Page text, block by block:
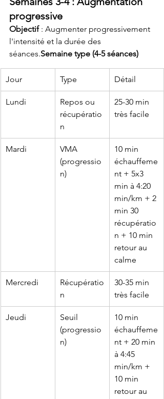
progressive
Objectif : Augmenter progressivement
l'intensité et la durée des
séances.Semaine type (4-5 séances)
Jour Type Détail
Lundi
Repos ou
récupératio
n
25-30 min
très facile
Mardi
VMA
(progressio
n)
10 min
échauffeme
nt + 5x3
min à 4:20
min/km + 2
min 30
récupératio
n + 10 min
retour au
calme
Mercredi
Récupératio
n
30-35 min
très facile
Jeudi
Seuil
(progressio
n)
10 min
échauffeme
nt + 20 min
à 4:45
min/km +
10 min
retour au